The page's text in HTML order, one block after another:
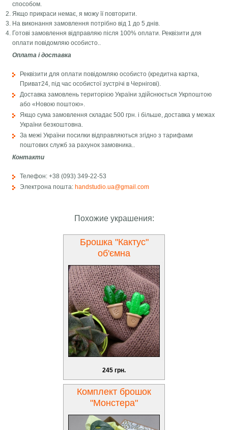
способом.
Якщо прикраси немає, я можу її повторити.
На виконання замовлення потрібно від 1 до 5 днів.
Готові замовлення відправляю після 100% оплати. Реквізити для
оплати повідомляю особисто..
Оплата і доставка
Реквізити для оплати повідомляю особисто (кредитна картка,
Приват24, під час особистої зустрічі в Чернігові).
Доставка замовлень територією України здійснюється Укрпоштою
або «Новою поштою».
Якщо сума замовлення складає 500 грн. і більше, доставка у межах
України безкоштовна.
За межі України посилки відправляються згідно з тарифами
поштових служб за рахунок замовника..
Контакти
Телефон: +38 (093) 349-22-53
Электрона пошта: handstudio.ua@gmail.com
Похожие украшения:
Брошка "Кактус"
об'ємна
245 грн.
Комплект брошок
"Монстера"